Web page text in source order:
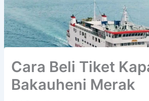
Cara Beli Tiket
Bakauheni Merak